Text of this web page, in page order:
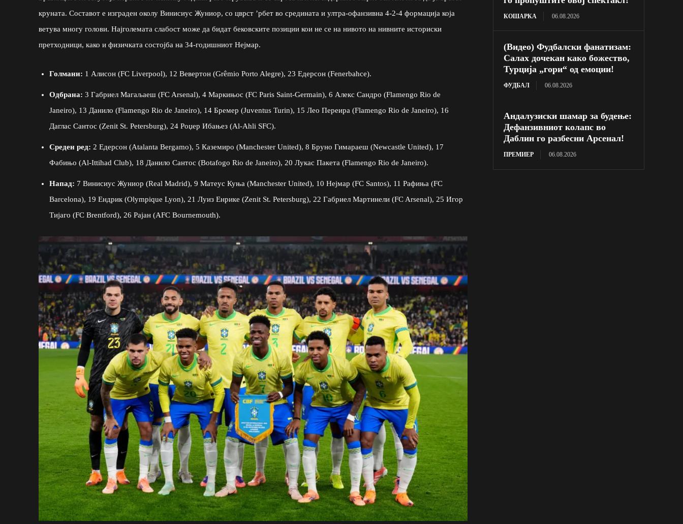
круната. Составот е изграден околу Винисиус Жуниор, со цврст ’рбет во средината и ултра-офанзивна 4-2-4 формација која
ветува многу голови. Најголемата слабост може да бидат бековските позиции кои не се на нивото на нивните историски
претходници, како и физичката состојба на 34-годишниот Нејмар.
Голмани: 1 Алисон (FC Liverpool), 12 Вевертон (Grêmio Porto Alegre), 23 Едерсон (Fenerbahce).
Одбрана: 3 Габриел Магаљаеш (FC Arsenal), 4 Маркињос (FC Paris Saint-Germain), 6 Алекс Сандро (Flamengo Rio de
Janeiro), 13 Данило (Flamengo Rio de Janeiro), 14 Бремер (Juventus Turin), 15 Лео Переира (Flamengo Rio de Janeiro), 16
Даглас Сантос (Zenit St. Petersburg), 24 Роџер Ибањез (Al-Ahli SFC).
Среден ред: 2 Едерсон (Atalanta Bergamo), 5 Каземиро (Manchester United), 8 Бруно Гимараеш (Newcastle United), 17
Фабињо (Al-Ittihad Club), 18 Данило Сантос (Botafogo Rio de Janeiro), 20 Лукас Пакета (Flamengo Rio de Janeiro).
Напад: 7 Винисиус Жуниор (Real Madrid), 9 Матеус Куња (Manchester United), 10 Нејмар (FC Santos), 11 Рафиња (FC
Barcelona), 19 Ендрик (Olympique Lyon), 21 Луиз Енрике (Zenit St. Petersburg), 22 Габриел Мартинели (FC Arsenal), 25 Игор
Тијаго (FC Brentford), 26 Рајан (AFC Bournemouth).
КОШАРКА 06.08.2026
(Видео) Фудбалски фанатизам:
Салах дочекан како божество,
Турција „гори“ од емоции!
ФУДБАЛ 06.08.2026
Андалузиски шамар за будење:
Дефанзивниот колапс во
Даблин го разбесни Арсенал!
ПРЕМИЕР 06.08.2026